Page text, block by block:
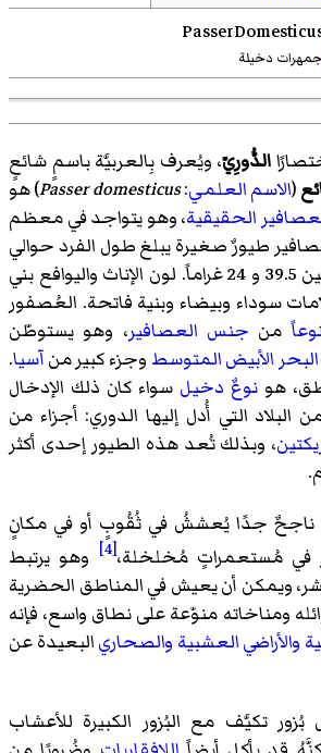
جمهرات دخيلة
الدُّورِيّ، ويُعرف بِالعربيَّة باسمٍ شائعٍ
(الاسم العلمي:
Passer domesticus) هو
الحقيقية، وهو يتواجد في معظم
طيورٌ صغيرة يبلغ طول الفرد حوالي
16 سم، ووزنه يتراوح بين 39.5 و 24 غراماً. لون الإناث واليوافع بني
سوداء وبيضاء وبنية فاتحة. العُصفور
من جنس العصافير، وهو يستوطّن
الأبيض المتوسط وجزء كبير منآسيا.
هو نوعٌ دخيل سواء كان ذلك الإدخال
البلاد التي أُدل إليها الدوري: أجزاء من
، وبذلك تُعد هذه الطيور إحدى أكثر
ناجحٌ جدًا يُعششُ في ثُقُوبٍ أو في مكانٍ
في مُستعمراتٍ مُخلخلة،[4]
وهو يرتبط
ويمكن أن يعيش في المناطق الحضرية
ومناخاته منوّعة على نطاق واسع، فإنه
والأراضي العشبية والصحاريالبعيدة عن
تكيَّف مع البُزور الكبيرة للأعشاب